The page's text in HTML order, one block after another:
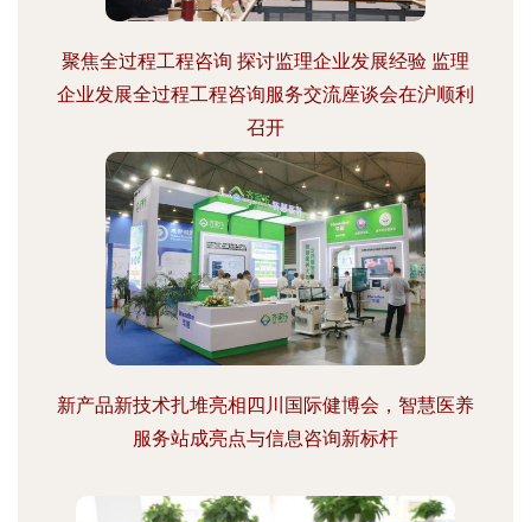
聚焦全过程工程咨询 探讨监理企业发展经验 监理
企业发展全过程工程咨询服务交流座谈会在沪顺利
召开
新产品新技术扎堆亮相四川国际健博会，智慧医养
服务站成亮点与信息咨询新标杆